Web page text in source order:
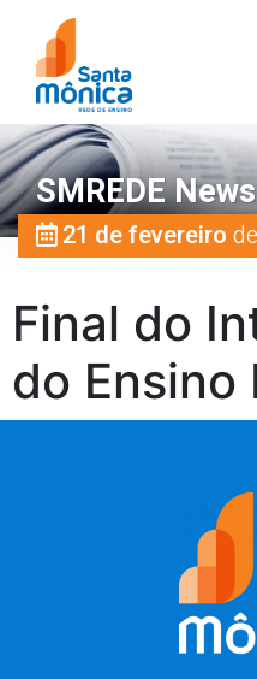
SMREDE News
21 de fevereiro
Final do
do Ensino